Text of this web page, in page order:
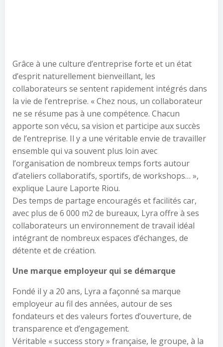
Grâce à une culture d’entreprise forte et un état
d’esprit naturellement bienveillant, les
collaborateurs se sentent rapidement intégrés dans
la vie de l’entreprise. « Chez nous, un collaborateur
ne se résume pas à une compétence. Chacun
apporte son vécu, sa vision et participe aux succès
de l’entreprise. Il y a une véritable envie de travailler
ensemble qui va souvent plus loin avec
l’organisation de nombreux temps forts autour
d’ateliers collaboratifs, sportifs, de workshops… »,
explique Laure Laporte Riou.
Des temps de partage encouragés et facilités car,
avec plus de 6 000 m2 de bureaux, Lyra offre à ses
collaborateurs un environnement de travail idéal
intégrant de nombreux espaces d’échanges, de
détente et de création.
Une marque employeur qui se démarque
Fondé il y a 20 ans, Lyra a façonné sa marque
employeur au fil des années, autour de ses
fondateurs et des valeurs fortes d’ouverture, de
transparence et d’engagement.
Véritable « success story » française, le groupe, à la